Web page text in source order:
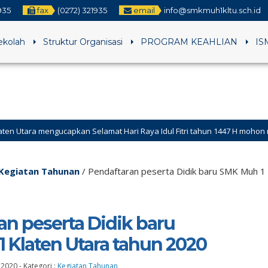
fax (0272) 321935 email info@smkmuh1kltu.sch.id
Struktur Organisasi PROGRAM KEAHLIAN
Selamat Hari Raya Idul Fitri tahun 1447 H mohon maaf lahir dan
Tahunan/ Pendaftaran peserta Didik baru SMK Muh
peserta Didik baru
Klaten Utara tahun 2020
- Kategori : Kegiatan Tahunan